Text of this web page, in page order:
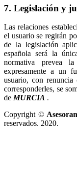
7. Legislación y
Las relaciones
el usuario se regirán
de la legislación
española será la
normativa prevea
expresamente a un
usuario, con
corresponderles, se
de
.
Copyright ©
reservados. 2020.